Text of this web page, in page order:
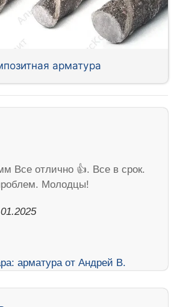
арматура
Все отлично 👍. Все в срок.
Молодцы!